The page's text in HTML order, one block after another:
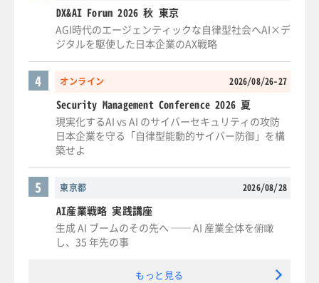
DX&AI Forum 2026 秋 東京
AGI時代のエージェンティックな自律型社会へAI×デ
ジタルを駆使した日本企業のAX戦略
オンライン 2026/08/26-27
4
Security Management Conference 2026 夏
現実化するAI vs AI のサイバーセキュリティの攻防
日本企業を守る「自律型能動的サイバー防御」を構
築せよ
東京都 2026/08/28
5
AI産業戦略 実践講座
生成 AI ブームのその先へ ── AI 産業全体を俯瞰
し、35 年先の事
もっと見る